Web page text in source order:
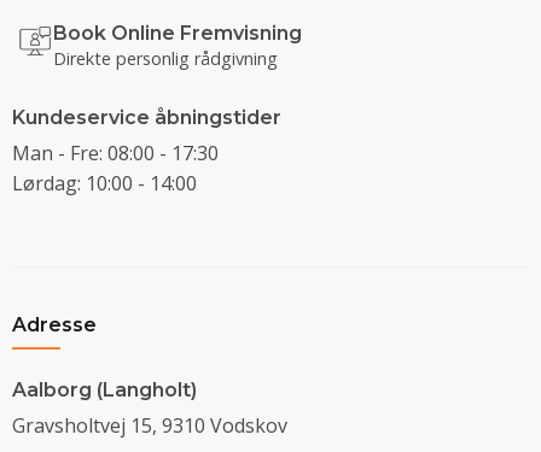
Book Online Fremvisning
Direkte personlig rådgivning
Kundeservice åbningstider
Man - Fre: 08:00 - 17:30
Lørdag: 10:00 - 14:00
Adresse
Aalborg (Langholt)
Gravsholtvej 15, 9310 Vodskov